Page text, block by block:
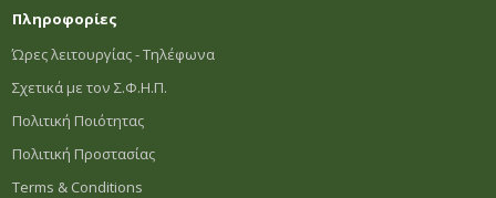
Πληροφορίες
Ώρες λειτουργίας - Τηλέφωνα
Σχετικά με τον Σ.Φ.Η.Π.
Πολιτική Ποιότητας
Πολιτική Προστασίας
Terms & Conditions